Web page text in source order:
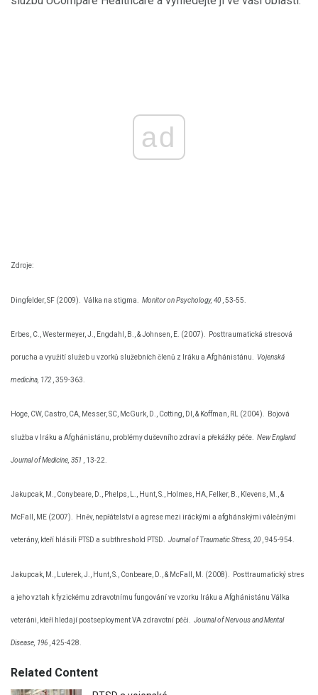
ad
Zdroje:
Dingfelder, SF (2009). Válka na stigma. Monitor on Psychology, 40, 53-55.
Erbes, C., Westermeyer, J., Engdahl, B., & Johnsen, E. (2007). Posttraumatická stresová
porucha a využití služeb u vzorků služebních členů z Iráku a Afghánistánu. Vojenská
medicína, 172 , 359-363.
Hoge, CW, Castro, CA, Messer, SC, McGurk, D., Cotting, DI, & Koffman, RL (2004). Bojová
služba v Iráku a Afghánistánu, problémy duševního zdraví a překážky péče. New England
Journal of Medicine, 351 , 13-22.
Jakupcak, M., Conybeare, D., Phelps, L., Hunt, S., Holmes, HA, Felker, B., Klevens, M., &
McFall, ME (2007). Hněv, nepřátelství a agrese mezi iráckými a afghánskými válečnými
veterány, kteří hlásili PTSD a subthreshold PTSD. Journal of Traumatic Stress, 20, 945-954.
Jakupcak, M., Luterek, J., Hunt, S., Conbeare, D., & McFall, M. (2008). Posttraumatický stres
a jeho vztah k fyzickému zdravotnímu fungování ve vzorku Iráku a Afghánistánu Válka
veteráni, kteří hledají postseployment VA zdravotní péči. Journal of Nervous and Mental
Disease, 196 , 425-428.
Related Content